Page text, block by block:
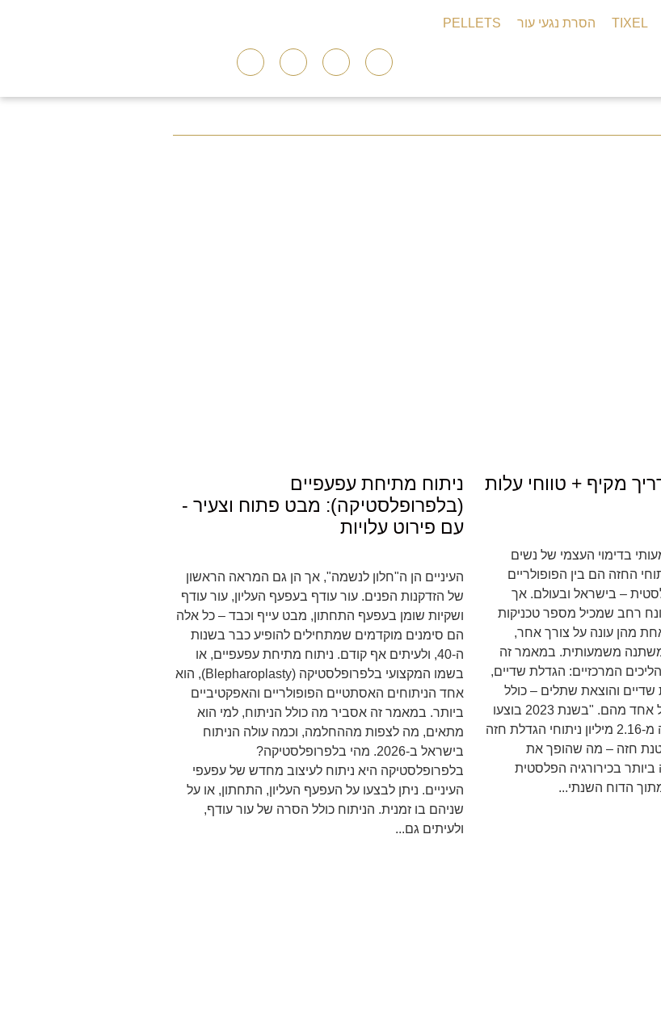
TIXEL הסרת נגעי עור
PELLETS
מקיף + טווחי עלות
בדימוי העצמי של נשים
החזה הם בין הפופולריים
– בישראל ובעולם. אך
רחב שמכיל מספר טכניקות
מהן עונה על צורך אחר,
משמעותית. במאמר זה
המרכזיים: הגדלת שדיים,
והוצאת שתלים – כולל
סדר גודל של עלות כל אחד מהם. "בשנת 2023 בוצעו
ברחבי העולם למעלה מ-2.16 מיליון ניתוחי הגדלת חזה
הקטנת חזה – מה שהופך את
ביותר בכירורגיה הפלסטית
הדוח השנתי...
ניתוח מתיחת עפעפיים
(בלפרופלסטיקה): מבט פתוח וצעיר -
עם פירוט עלויות
העיניים הן ה"חלון לנשמה", אך הן גם המראה הראשון
של הזדקנות הפנים. עור עודף בעפעף העליון, עור עודף
ושקיות שומן בעפעף התחתון, מבט עייף וכבד – כל אלה
הם סימנים מוקדמים שמתחילים להופיע כבר בשנות
ה-40, ולעיתים אף קודם. ניתוח מתיחת עפעפיים, או
בשמו המקצועי בלפרופלסטיקה (Blepharoplasty), הוא
אחד הניתוחים האסתטיים הפופולריים והאפקטיביים
ביותר. במאמר זה אסביר מה כולל הניתוח, למי הוא
מתאים, מה לצפות מההחלמה, וכמה עולה הניתוח
בישראל ב-2026. מהי בלפרופלסטיקה?
בלפרופלסטיקה היא ניתוח לעיצוב מחדש של עפעפי
העיניים. ניתן לבצעו על העפעף העליון, התחתון, או על
שניהם בו זמנית. הניתוח כולל הסרה של עור עודף,
ולעיתים גם...